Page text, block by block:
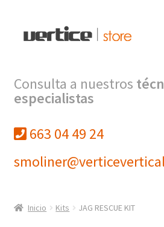
Productos
Finalizar compra
Mi cuenta
Consulta a nuestros
especialistas
663 04 49 24
Inicio Kits JAG RESCUE KIT